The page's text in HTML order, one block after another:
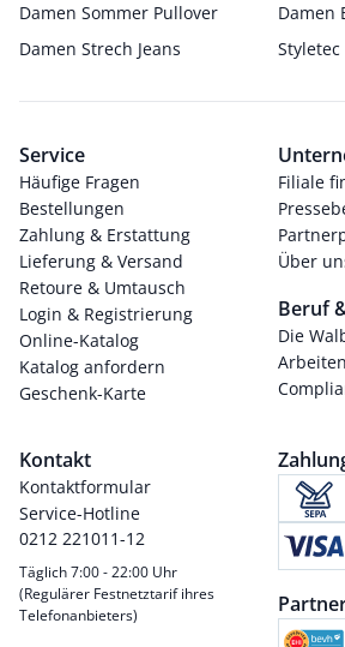
Damen Sommer Pullover
Damen
Damen Strech Jeans
Styletec
Service
Häufige Fragen
Bestellungen
Zahlung & Erstattung
Lieferung & Versand
Retoure & Umtausch
Login & Registrierung
Online-Katalog
Katalog anfordern
Geschenk-Karte
Filiale
Über
Beruf
Die
Kontakt
Kontaktformular
Service-Hotline
0212 221011-12
Täglich 7:00 - 22:00 Uhr
(Regulärer Festnetztarif ihres
Telefonanbieters)